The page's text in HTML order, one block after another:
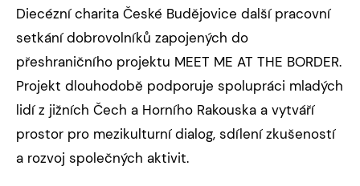
Diecézní charita České Budějovice další pracovní
setkání dobrovolníků zapojených do
přeshraničního projektu MEET ME AT THE BORDER.
Projekt dlouhodobě podporuje spolupráci mladých
lidí z jižních Čech a Horního Rakouska a vytváří
prostor pro mezikulturní dialog, sdílení zkušeností
a rozvoj společných aktivit.